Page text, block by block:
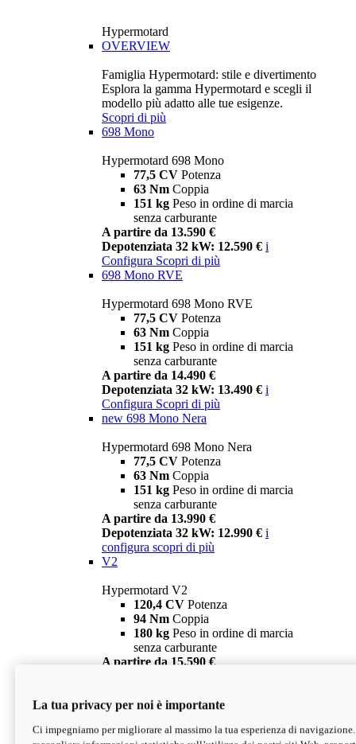
Hypermotard
OVERVIEW
Famiglia Hypermotard: stile e divertimento
Esplora la gamma Hypermotard e scegli il
modello più adatto alle tue esigenze.
Scopri di più
698 Mono
Hypermotard 698 Mono
77,5 CV Potenza
63 Nm Coppia
151 kg Peso in ordine di marcia
senza carburante
A partire da 13.590 €
Depotenziata 32 kW: 12.590 € i
Configura Scopri di più
698 Mono RVE
Hypermotard 698 Mono RVE
77,5 CV Potenza
63 Nm Coppia
151 kg Peso in ordine di marcia
senza carburante
A partire da 14.490 €
Depotenziata 32 kW: 13.490 € i
Configura Scopri di più
new 698 Mono Nera
Hypermotard 698 Mono Nera
77,5 CV Potenza
63 Nm Coppia
151 kg Peso in ordine di marcia
senza carburante
A partire da 13.990 €
Depotenziata 32 kW: 12.990 € i
configura scopri di più
V2
Hypermotard V2
120,4 CV Potenza
94 Nm Coppia
180 kg Peso in ordine di marcia
senza carburante
A partire da 15.590 €
V2 SP
Hypermotard V2 SP
La tua privacy per noi è importante
Ci impegniamo per migliorare al massimo la tua esperienza di